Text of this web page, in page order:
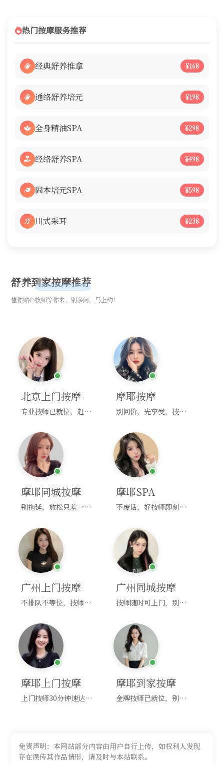
热门按摩服务推荐
经典舒养推拿 ¥168
通络舒养培元 ¥198
全身精油SPA ¥298
经络舒养SPA ¥498
固本培元SPA ¥598
川式采耳 ¥238
舒养到家按摩推荐
懂你贴心技师等你来，别多问，马上约！
北京上门按摩
专业技师已就位，赶紧下单！
摩耶按摩
别问价，先享受，技师马上到！
摩耶同城按摩
别拖延，放松只差一次点击！
摩耶SPA
不废话，好技师即刻上门，约！
广州上门按摩
不排队不等位，技师直奔你家！
广州同城按摩
技师随时可上门，别啰嗦，赶紧约！
摩耶上门按摩
上门技师30分钟速达，别问，快约！
摩耶到家按摩
金牌技师已就位，别纠结，马上预约！
免责声明：本网站部分内容由用户自行上传，如权利人发现
存在误传其作品情形，请及时与本站联系。